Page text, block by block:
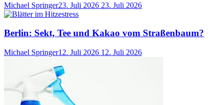
Michael Springer23. Juli 2026 23. Juli 2026
Berlin: Sekt, Tee und Kakao vom Straßenbaum?
Michael Springer12. Juli 2026 12. Juli 2026